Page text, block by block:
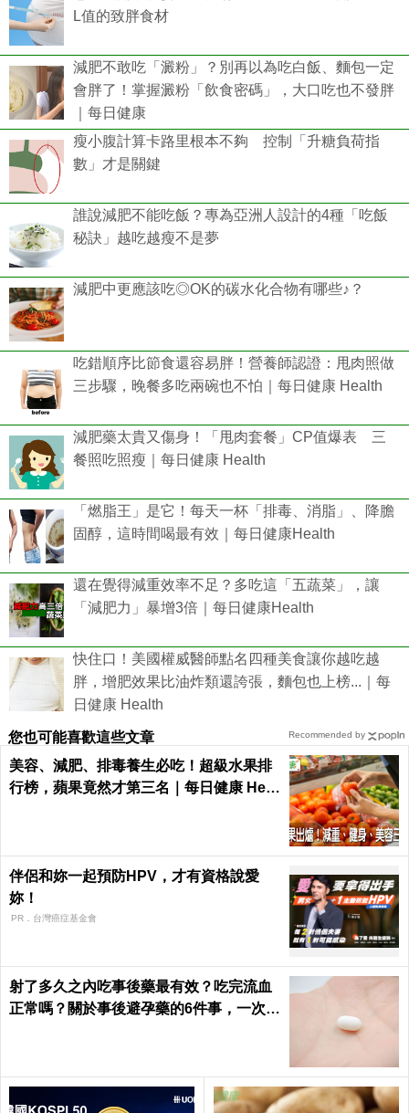
L值的致胖食材
減肥不敢吃「澱粉」？別再以為吃白飯、麵包一定
會胖了！掌握澱粉「飲食密碼」，大口吃也不發胖
｜每日健康
瘦小腹計算卡路里根本不夠 控制「升糖負荷指
數」才是關鍵
誰說減肥不能吃飯？專為亞洲人設計的4種「吃飯
秘訣」越吃越瘦不是夢
減肥中更應該吃◎OK的碳水化合物有哪些♪？
吃錯順序比節食還容易胖！營養師認證：甩肉照做
三步驟，晚餐多吃兩碗也不怕｜每日健康 Health
減肥藥太貴又傷身！「甩肉套餐」CP值爆表 三
餐照吃照瘦｜每日健康 Health
「燃脂王」是它！每天一杯「排毒、消脂」、降膽
固醇，這時間喝最有效｜每日健康Health
還在覺得減重效率不足？多吃這「五蔬菜」，讓
「減肥力」暴增3倍｜每日健康Health
快住口！美國權威醫師點名四種美食讓你越吃越
胖，增肥效果比油炸類還誇張，麵包也上榜...｜每
日健康 Health
您也可能喜歡這些文章
美容、減肥、排毒養生必吃！超級水果排
行榜，蘋果竟然才第三名｜每日健康 Heal
伴侶和妳一起預防HPV，才有資格說愛
妳！
PR．台灣癌症基金會
射了多久之內吃事後藥最有效？吃完流血
正常嗎？關於事後避孕藥的6件事，一次報
Recommended by